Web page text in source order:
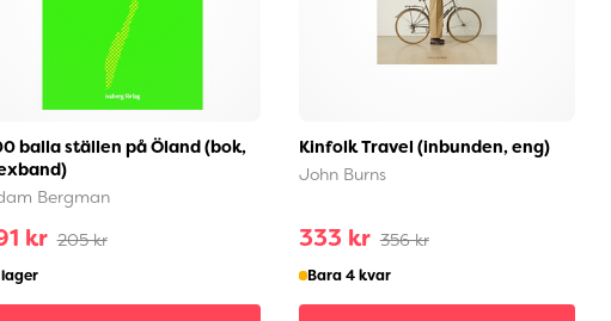
balla ställen på Öland (bok,
Bergman
kr 205 kr
Kinfolk Travel (inbunden, eng)
John Burns
333 kr 356 kr
Bara 4 kvar